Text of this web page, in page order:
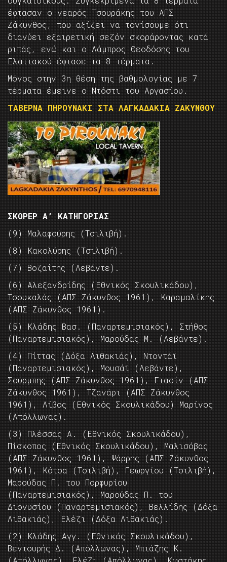
έφτασαν ο νεαρός Τσουράκης του ΑΠΣ
Ζάκυνθος, που αξίζει να τονίσουμε ότι
διανύει εξαιρετική σεζόν σκοράροντας κατά
ριπάς, ενώ και ο Λάμπρος Θεοδόσης του
Ελατιακού έφτασε τα 8 τέρματα.
Μόνος στην 3η θέση της βαθμολογίας με 7
τέρματα έμεινε ο Ντόστι του Αργασίου.
ΤΑΒΕΡΝΑ ΠΗΡΟΥΝΑΚΙ ΣΤΑ ΛΑΓΚΑΔΑΚΙΑ ΖΑΚΥΝΘΟΥ
ΣΚΟΡΕΡ Α’ ΚΑΤΗΓΟΡΙΑΣ
(9) Μαλαφούρης (Τσιλιβή).
(8) Κακολύρης (Τσιλιβή).
(7) Βοζαΐτης (Λεβάντε).
(6) Αλεξανδρίδης (Εθνικός Σκουλικάδου),
Τσουκαλάς (ΑΠΣ Ζάκυνθος 1961), Καραμαλίκης
(ΑΠΣ Ζάκυνθος 1961).
(5) Κλάδης Βασ. (Παναρτεμισιακός), Στήθος
(Παναρτεμισιακός), Μαρούδας Μ. (Λεβάντε).
(4) Πίττας (Δόξα Λιθακιάς), Ντοντάϊ
(Παναρτεμισιακός), Μουσάϊ (Λεβάντε),
Σούρμπης (ΑΠΣ Ζάκυνθος 1961), Γιασίν (ΑΠΣ
Ζάκυνθος 1961), Τζανάρι (ΑΠΣ Ζάκυνθος
1961), Λίβος (Εθνικός Σκουλικάδου) Μαρίνος
(Απόλλωνας).
(3) Πλέσσας Α. (Εθνικός Σκουλικάδου),
Πίσκοπος (Εθνικός Σκουλικάδου), Μαλισόβας
(ΑΠΣ Ζάκυνθος 1961), Ψάρρης (ΑΠΣ Ζάκυνθος
1961), Κότσα (Τσιλιβή), Γεωργίου (Τσιλιβή),
Μαρούδας Π. του Πορφυρίου
(Παναρτεμισιακός), Μαρούδας Π. του
Διονυσίου (Παναρτεμισιακός), Βελλίδης (Δόξα
Λιθακιάς), Ελέζι (Δόξα Λιθακιάς).
(2) Κλάδης Αγγ. (Εθνικός Σκουλικάδου),
Βεντουρής Δ. (Απόλλωνας), Μπιάζης Κ.